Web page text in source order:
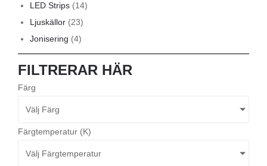
LED Strips (14)
Ljuskällor (23)
Jonisering (4)
FILTRERAR HÄR
Färg
Välj Färg
Färgtemperatur (K)
Välj Färgtemperatur